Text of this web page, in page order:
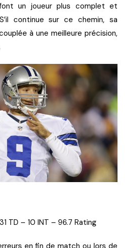
un joueur plus complet et
continue sur ce chemin, sa
à une meilleure précision,
TD – 10 INT – 96.7 Rating